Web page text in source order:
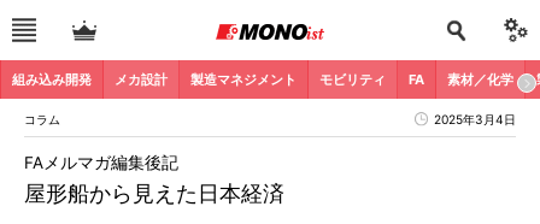
組み込み開発 メカ設計 製造マネジメント モビリティ FA 素材／化学
コラム 2025年3月4日
屋形船から見えた日本経済
FAメルマガ編集後記